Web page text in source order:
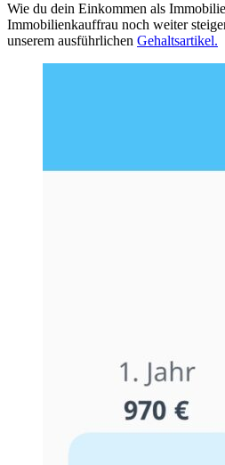
Wie du dein Einkommen als
Immobilienkauffrau noch weiter
unserem ausführlichen Gehaltsartikel.